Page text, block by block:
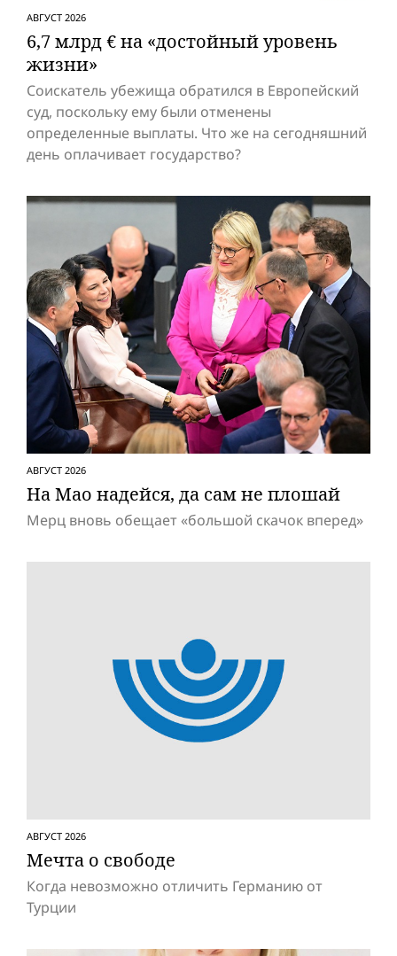
АВГУСТ 2026
6,7 млрд € на «достойный уровень
жизни»
Соискатель убежища обратился в Европейский
суд, поскольку ему были отменены
определенные выплаты. Что же на сегодняшний
день оплачивает государство?
АВГУСТ 2026
На Мао надейся, да сам не плошай
Мерц вновь обещает «большой скачок вперед»
АВГУСТ 2026
Мечта о свободе
Когда невозможно отличить Германию от
Турции